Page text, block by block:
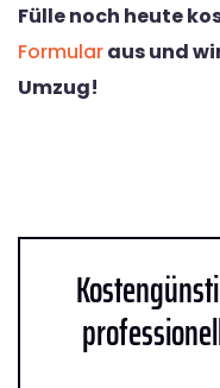
Fülle noch heute
Formularaus und
Umzug!